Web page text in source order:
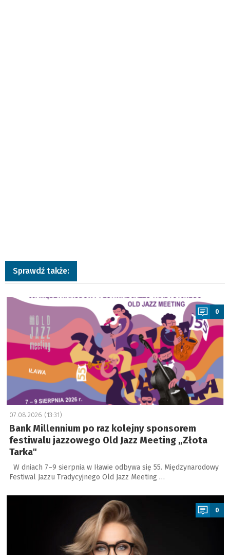
Sprawdź także:
a
0
07.08.2026 (13:31)
Bank Millennium po raz kolejny sponsorem
festiwalu jazzowego Old Jazz Meeting „Złota
Tarka"
W dniach 7–9 sierpnia w Iławie odbywa się 55. Międzynarodowy
Festiwal Jazzu Tradycyjnego Old Jazz Meeting …
a
0